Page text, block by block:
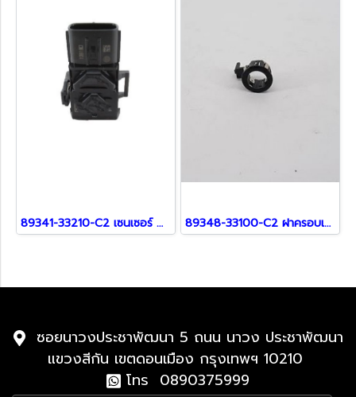
89341-33210-C2 เซนเซอร์ สำหรับ Lexus 89348-33100-C2 ฝาครอบเซ็นเซอร์ สำหรับ Lexus
ซอยนาวงประชาพัฒนา 5 ถนน นาวง ประชาพัฒนา
แขวงสีกัน เขตดอนเมือง กรุงเทพฯ 10210
โทร 0890375999